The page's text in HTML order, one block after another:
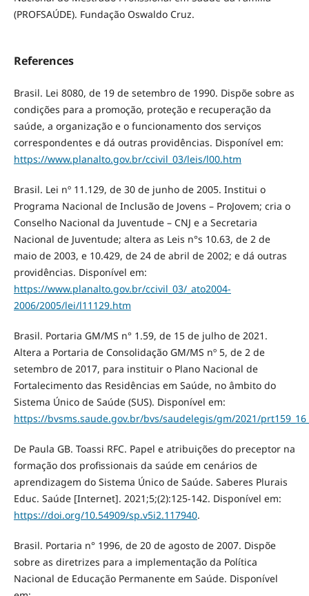
(PROFSAÚDE). Fundação Oswaldo Cruz.
References
Brasil. Lei 8080, de 19 de setembro de 1990. Dispõe sobre as
condições para a promoção, proteção e recuperação da
saúde, a organização e o funcionamento dos serviços
correspondentes e dá outras providências. Disponível em:
https://www.planalto.gov.br/ccivil_03/leis/l00.htm
Brasil. Lei nº 11.129, de 30 de junho de 2005. Institui o
Programa Nacional de Inclusão de Jovens – ProJovem; cria o
Conselho Nacional da Juventude – CNJ e a Secretaria
Nacional de Juventude; altera as Leis n°s 10.63, de 2 de
maio de 2003, e 10.429, de 24 de abril de 2002; e dá outras
providências. Disponível em:
https://www.planalto.gov.br/ccivil_03/_ato2004-
2006/2005/lei/l11129.htm
Brasil. Portaria GM/MS n° 1.59, de 15 de julho de 2021.
Altera a Portaria de Consolidação GM/MS nº 5, de 2 de
setembro de 2017, para instituir o Plano Nacional de
Fortalecimento das Residências em Saúde, no âmbito do
Sistema Único de Saúde (SUS). Disponível em:
https://bvsms.saude.gov.br/bvs/saudelegis/gm/2021/
De Paula GB. Toassi RFC. Papel e atribuições do preceptor na
formação dos profissionais da saúde em cenários de
aprendizagem do Sistema Único de Saúde. Saberes Plurais
Educ. Saúde [Internet]. 2021;5;(2):125-142. Disponível em:
https://doi.org/10.54909/sp.v5i2.117940.
Brasil. Portaria n° 1996, de 20 de agosto de 2007. Dispõe
sobre as diretrizes para a implementação da Política
Nacional de Educação Permanente em Saúde. Disponível